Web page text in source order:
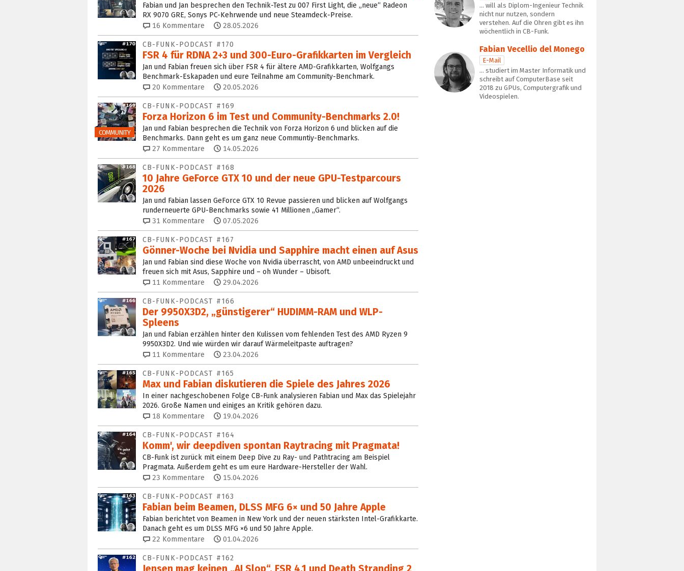
Fabian und Jan besprechen den Technik-Test zu 007 First Light, die „neue“ Radeon
RX 9070 GRE, Sonys PC-Kehrwende und neue Steamdeck-Preise.
16 Kommentare 28.05.2026
CB-FUNK-PODCAST #170
FSR 4 für RDNA 2+3 und 300-Euro-Grafikkarten im Vergleich
Jan und Fabian freuen sich über FSR 4 für ältere AMD-Grafikkarten, Wolfgangs
Benchmark-Eskapaden und eure Teilnahme am Community-Benchmark.
20 Kommentare 20.05.2026
COMMUNITY
CB-FUNK-PODCAST #169
Forza Horizon 6 im Test und Community-Benchmarks 2.0!
Jan und Fabian besprechen die Technik von Forza Horizon 6 und blicken auf die
Benchmarks. Dann geht es um ganz neue Communtiy-Benchmarks.
27 Kommentare 14.05.2026
CB-FUNK-PODCAST #168
10 Jahre GeForce GTX 10 und der neue GPU-Testparcours
2026
Jan und Fabian lassen GeForce GTX 10 Revue passieren und blicken auf Wolfgangs
runderneuerte GPU-Benchmarks sowie 41 Millionen „Gamer“.
31 Kommentare 07.05.2026
CB-FUNK-PODCAST #167
Gönner-Woche bei Nvidia und Sapphire macht einen auf Asus
Jan und Fabian sind diese Woche von Nvidia überrascht, von AMD unbeeindruckt und
freuen sich mit Asus, Sapphire und – oh Wunder – Ubisoft.
11 Kommentare 29.04.2026
CB-FUNK-PODCAST #166
Der 9950X3D2, „günstigerer“ HUDIMM-RAM und WLP-
Spleens
Jan und Fabian erzählen hinter den Kulissen vom fehlenden Test des AMD Ryzen 9
9950X3D2. Und wie würden wir darauf Wärmeleitpaste auftragen?
11 Kommentare 23.04.2026
CB-FUNK-PODCAST #165
Max und Fabian diskutieren die Spiele des Jahres 2026
In einer nachgeschobenen Folge CB-Funk analysieren Fabian und Max das Spielejahr
2026. Große Namen und einiges an Kritik gehören dazu.
18 Kommentare 19.04.2026
CB-FUNK-PODCAST #164
Komm', wir deepdiven spontan Raytracing mit Pragmata!
CB-Funk ist zurück mit einem Deep Dive zu Ray- und Pathtracing am Beispiel
Pragmata. Außerdem geht es um eure Hardware-Hersteller der Wahl.
23 Kommentare 15.04.2026
CB-FUNK-PODCAST #163
Fabian beim Beamen, DLSS MFG 6× und 50 Jahre Apple
Fabian berichtet von Beamen in New York und der neuen stärksten Intel-Grafikkarte.
Danach geht es um DLSS MFG ×6 und 50 Jahre Apple.
22 Kommentare 01.04.2026
CB-FUNK-PODCAST #162
Jensen mag keinen „AI Slop“, FSR 4.1 und Death Stranding 2
… will als Diplom-Ingenieur Technik
nicht nur nutzen, sondern
verstehen. Auf die Ohren gibt es ihn
wöchentlich in CB-Funk.
Fabian Vecellio del Monego
E-Mail
… studiert im Master Informatik und
schreibt auf ComputerBase seit
2018 zu GPUs, Computergrafik und
Videospielen.